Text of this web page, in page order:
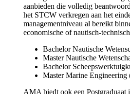
aanbieden die volledig
het STCW verkregen aan het
managementniveau al bereikt
economische of nautisch-
Bachelor Nautische
Master Nautische
Bachelor
Master Marine Engineering
AMA biedt ook een Postgraduaat